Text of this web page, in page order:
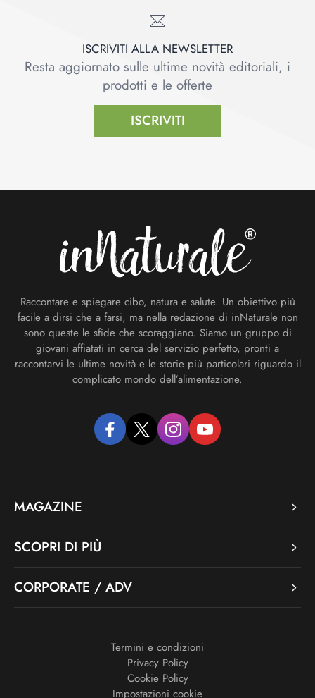
ISCRIVITI ALLA NEWSLETTER
Resta aggiornato sulle ultime novità editoriali, i
prodotti e le offerte
ISCRIVITI
Raccontare e spiegare cibo, natura e salute. Un obiettivo più
facile a dirsi che a farsi, ma nella redazione di inNaturale non
sono queste le sfide che scoraggiano. Siamo un gruppo di
giovani affiatati in cerca del servizio perfetto, pronti a
raccontarvi le ultime novità e le storie più particolari riguardo il
complicato mondo dell’alimentazione.
facebooktwitter instagramyoutube
MAGAZINE
SCOPRI DI PIÙ
CORPORATE / ADV
Termini e condizioni
Privacy Policy
Cookie Policy
Impostazioni cookie